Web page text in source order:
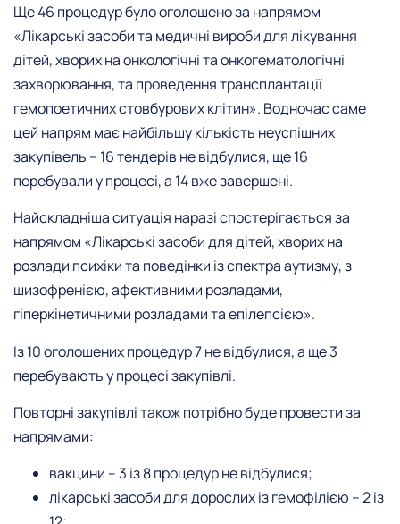
Ще 46 процедур було оголошено за напрямом
«Лікарські засоби та медичні вироби для лікування
дітей, хворих на онкологічні та онкогематологічні
захворювання, та проведення трансплантації
гемопоетичних стовбурових клітин». Водночас саме
цей напрям має найбільшу кількість неуспішних
закупівель – 16 тендерів не відбулися, ще 16
перебували у процесі, а 14 вже завершені.
Найскладніша ситуація наразі спостерігається за
напрямом «Лікарські засоби для дітей, хворих на
розлади психіки та поведінки із спектра аутизму, з
шизофренією, афективними розладами,
гіперкінетичними розладами та епілепсією».
Із 10 оголошених процедур 7 не відбулися, а ще 3
перебувають у процесі закупівлі.
Повторні закупівлі також потрібно буде провести за
напрямами:
вакцини – 3 із 8 процедур не відбулися;
лікарські засоби для дорослих із гемофілією – 2 із